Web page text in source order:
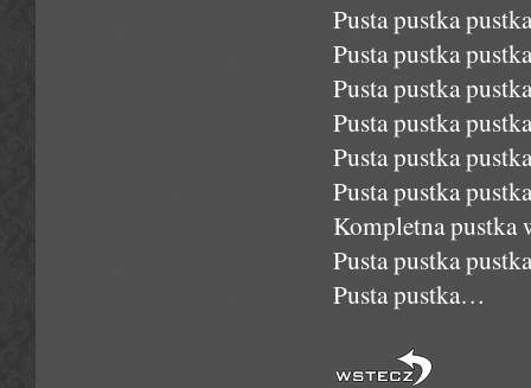
Pusta pustka
Pusta pustka
Pusta pustka
Pusta pustka
Pusta pustka
Pusta pustka
Kompletna pustka
Pusta pustka
Pusta pustka…